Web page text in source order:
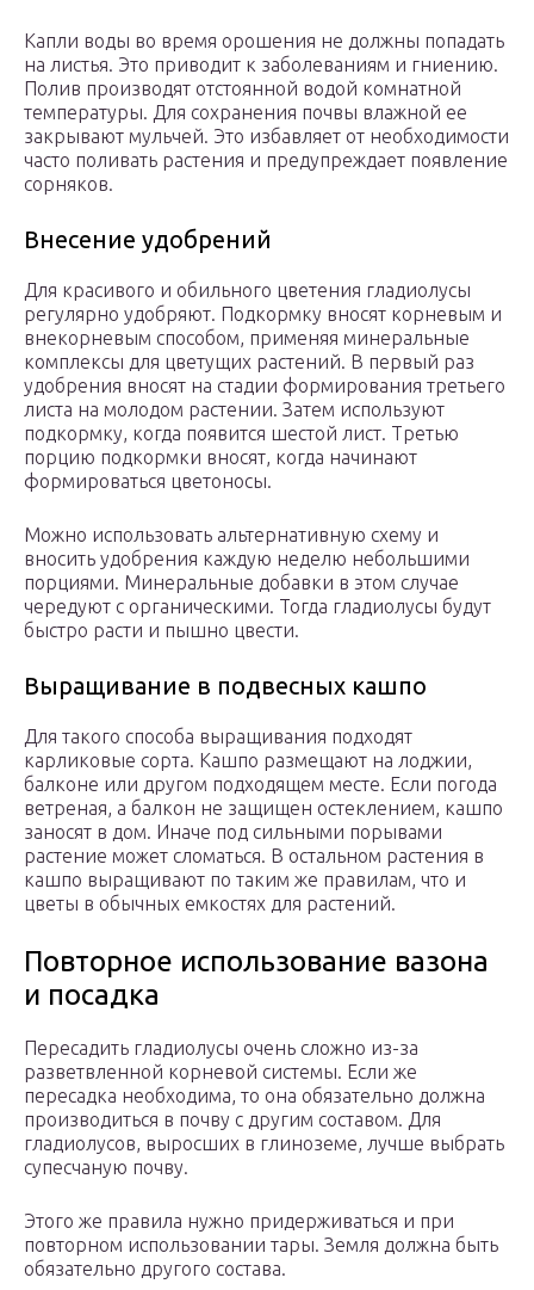
Капли воды во время орошения не должны попадать
на листья. Это приводит к заболеваниям и гниению.
Полив производят отстоянной водой комнатной
температуры. Для сохранения почвы влажной ее
закрывают мульчей. Это избавляет от необходимости
часто поливать растения и предупреждает появление
сорняков.
Внесение удобрений
Для красивого и обильного цветения гладиолусы
регулярно удобряют. Подкормку вносят корневым и
внекорневым способом, применяя минеральные
комплексы для цветущих растений. В первый раз
удобрения вносят на стадии формирования третьего
листа на молодом растении. Затем используют
подкормку, когда появится шестой лист. Третью
порцию подкормки вносят, когда начинают
формироваться цветоносы.
Можно использовать альтернативную схему и
вносить удобрения каждую неделю небольшими
порциями. Минеральные добавки в этом случае
чередуют с органическими. Тогда гладиолусы будут
быстро расти и пышно цвести.
Выращивание в подвесных кашпо
Для такого способа выращивания подходят
карликовые сорта. Кашпо размещают на лоджии,
балконе или другом подходящем месте. Если погода
ветреная, а балкон не защищен остеклением, кашпо
заносят в дом. Иначе под сильными порывами
растение может сломаться. В остальном растения в
кашпо выращивают по таким же правилам, что и
цветы в обычных емкостях для растений.
Повторное использование вазона
и посадка
Пересадить гладиолусы очень сложно из-за
разветвленной корневой системы. Если же
пересадка необходима, то она обязательно должна
производиться в почву с другим составом. Для
гладиолусов, выросших в глиноземе, лучше выбрать
супесчаную почву.
Этого же правила нужно придерживаться и при
повторном использовании тары. Земля должна быть
обязательно другого состава.